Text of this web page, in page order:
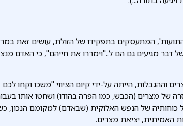
המתעסקים בתפקידו של הזולת, עושים זאת
דבר מגיעים גם הם ל.."וימררו את חייהם", כי האדם
וההגבלות, הייתה על-ידי קיום הציווי "משכו וקחו
של מצרים (הכבש, כמו הפרה בהודו) ושחטו אותו
כוחותיה של הנפש האלוקית (שבאדם) למקומם הנכון,
האמיתית, יציאת מצרים.